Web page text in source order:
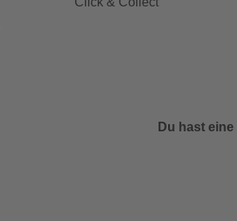
Du hast